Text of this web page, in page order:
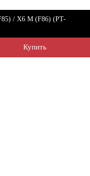
Купить
/ X6 M (F86) (PT-